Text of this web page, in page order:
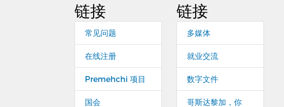
链接
常见问题
在线注册
Premehchi 项目
国会
链接
多媒体
就业交流
数字文件
哥斯达黎加，你